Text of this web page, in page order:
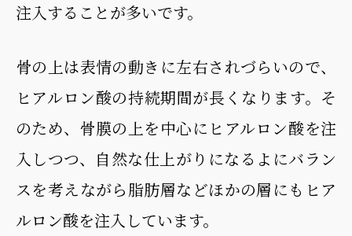
注入することが多いです。
骨の上は表情の動きに左右されづらいので、
ヒアルロン酸の持続期間が長くなります。そ
のため、骨膜の上を中心にヒアルロン酸を注
入しつつ、自然な仕上がりになるよにバラン
スを考えながら脂肪層などほかの層にもヒア
ルロン酸を注入しています。